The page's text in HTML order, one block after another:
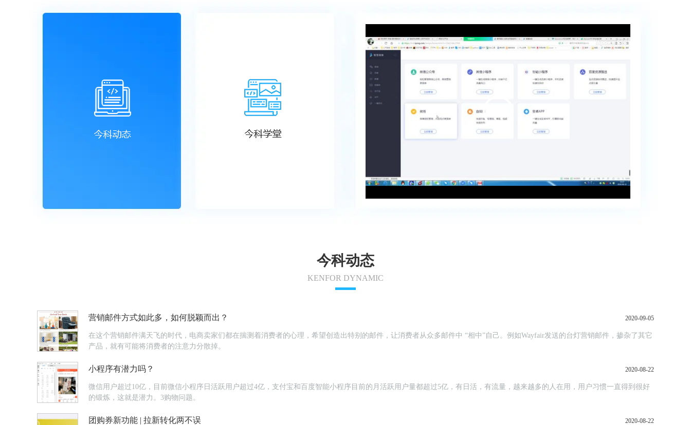
今科动态
KENFOR DYNAMIC
营销邮件方式如此多，如何脱颖而出？ 2020-09-05
在这个营销邮件满天飞的时代，电商卖家们都在揣测着消费者的心理，希望创造出特别的邮件，让消费者从众多邮件中 “相中”自己。例如Wayfair发送的台灯营销邮件，掺杂了其它
产品，就有可能将消费者的注意力分散掉。
小程序有潜力吗？ 2020-08-22
微信用户超过10亿，目前微信小程序日活跃用户超过4亿，支付宝和百度智能小程序目前的月活跃用户量都超过5亿，有日活，有流量，越来越多的人在用，用户习惯一直得到很好
的锻炼，这就是潜力。3购物问题。
团购券新功能 | 拉新转化两不误 2020-08-22